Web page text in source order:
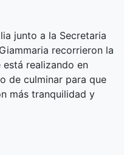
junto a la Secretaria
recorrieron la
realizando en
de culminar para que
más tranquilidad y